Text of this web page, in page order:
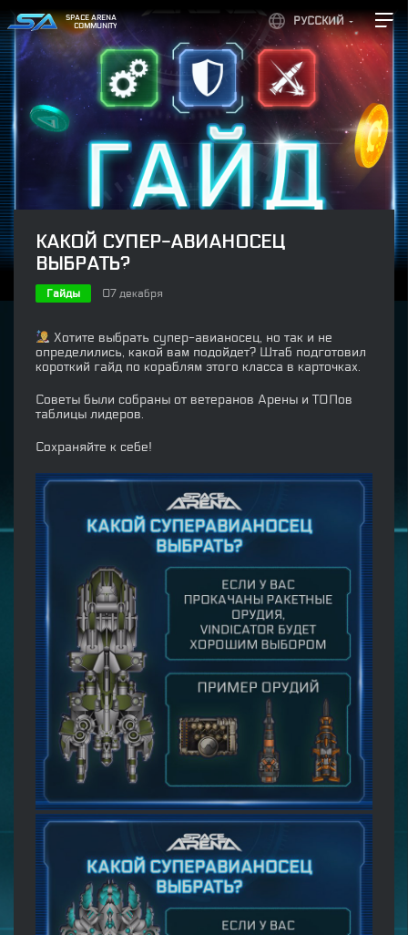
РУССКИЙ
SPACE ARENA
COMMUNITY
КАКОЙ СУПЕР-АВИАНОСЕЦ
ВЫБРАТЬ?
Гайды 07 декабря
Хотите выбрать супер-авианосец, но так и не
определились, какой вам подойдет? Штаб подготовил
короткий гайд по кораблям этого класса в карточках.
Советы были собраны от ветеранов Арены и ТОПов
таблицы лидеров.
Сохраняйте к себе!